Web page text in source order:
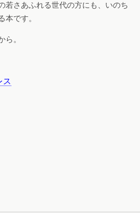
若さあふれる世代の方にも、いのち
本です。
ら。
ス